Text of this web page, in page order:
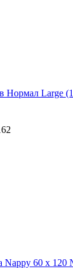
Нормал Large
Nappy 60 х